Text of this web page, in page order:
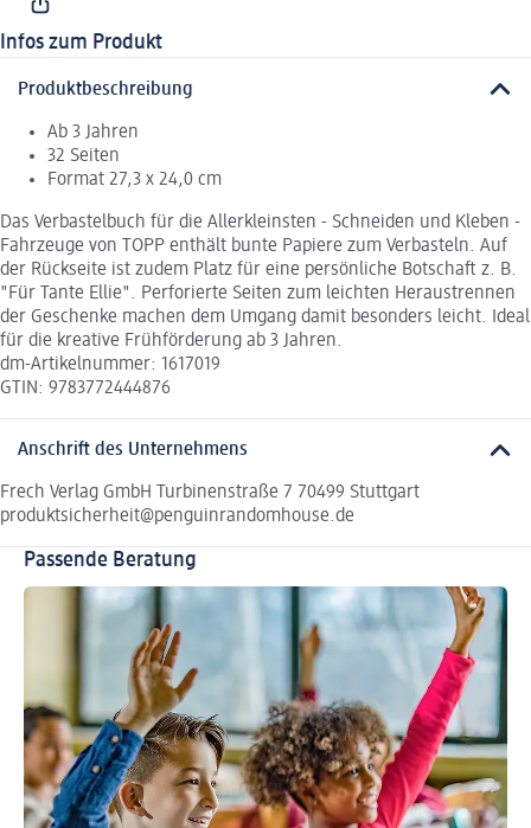
Infos zum Produkt
Produktbeschreibung
Ab 3 Jahren
32 Seiten
Format 27,3 x 24,0 cm
Das Verbastelbuch für die Allerkleinsten - Schneiden und Kleben -
Fahrzeuge von TOPP enthält bunte Papiere zum Verbasteln. Auf
der Rückseite ist zudem Platz für eine persönliche Botschaft z. B.
"Für Tante Ellie". Perforierte Seiten zum leichten Heraustrennen
der Geschenke machen dem Umgang damit besonders leicht. Ideal
für die kreative Frühförderung ab 3 Jahren.
dm-Artikelnummer: 1617019
GTIN: 9783772444876
Anschrift des Unternehmens
Frech Verlag GmbH Turbinenstraße 7 70499 Stuttgart
produktsicherheit@penguinrandomhouse.de
Passende Beratung